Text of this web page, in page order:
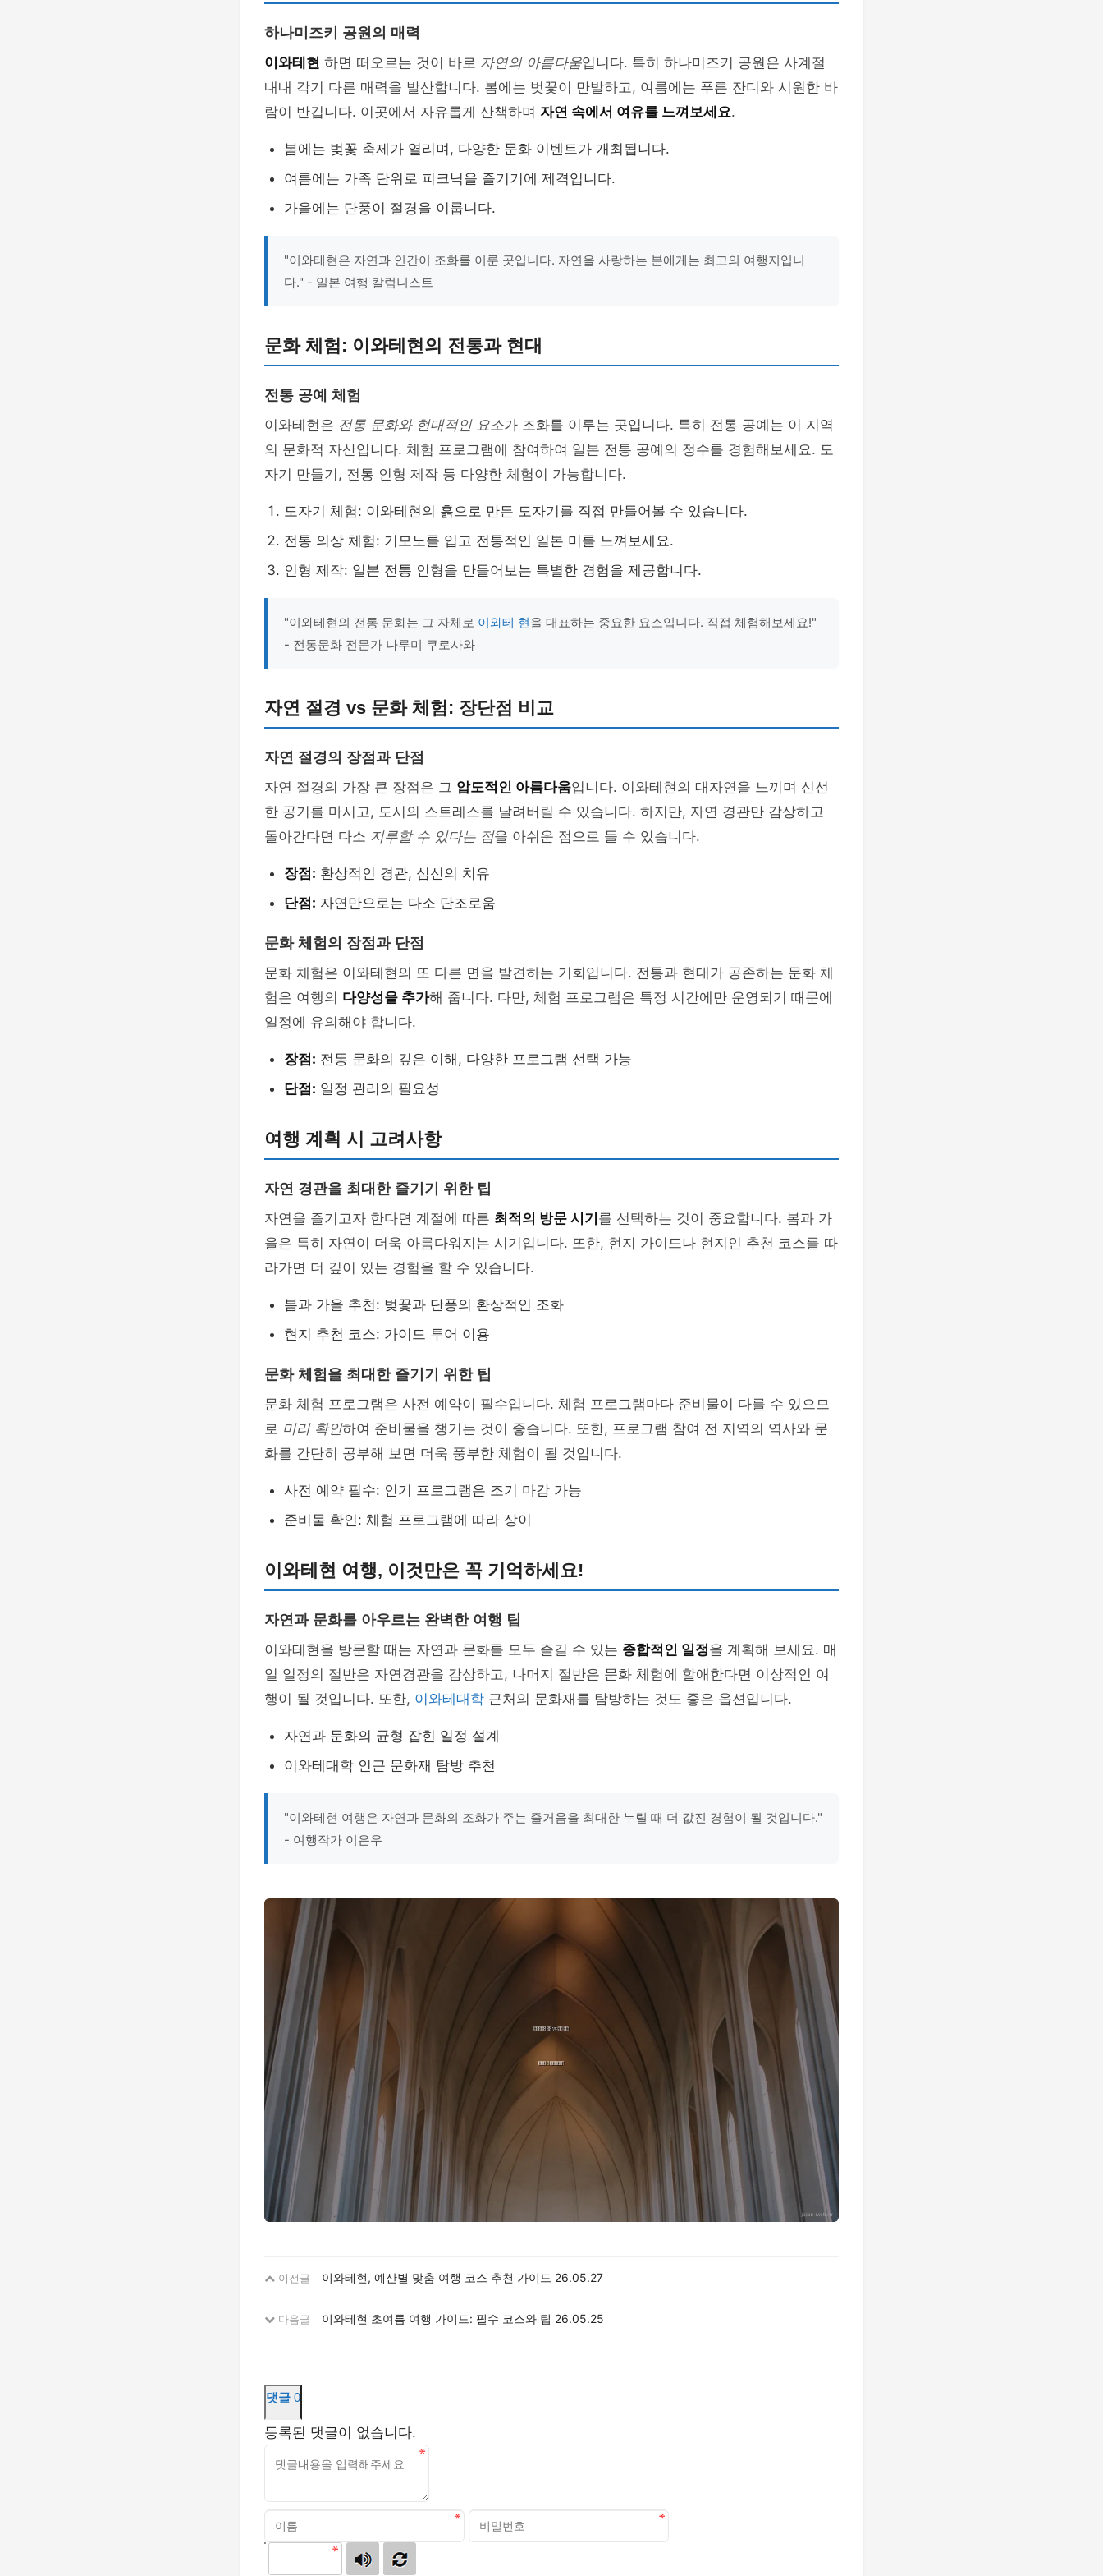
하나미즈키 공원의 매력
이와테현 하면 떠오르는 것이 바로 자연의 아름다움입니다. 특히 하나미즈키 공원은 사계절
내내 각기 다른 매력을 발산합니다. 봄에는 벚꽃이 만발하고, 여름에는 푸른 잔디와 시원한 바
람이 반깁니다. 이곳에서 자유롭게 산책하며 자연 속에서 여유를 느껴보세요.
봄에는 벚꽃 축제가 열리며, 다양한 문화 이벤트가 개최됩니다.
여름에는 가족 단위로 피크닉을 즐기기에 제격입니다.
가을에는 단풍이 절경을 이룹니다.
"이와테현은 자연과 인간이 조화를 이룬 곳입니다. 자연을 사랑하는 분에게는 최고의 여행지입니
다." - 일본 여행 칼럼니스트
문화 체험: 이와테현의 전통과 현대
전통 공예 체험
이와테현은 전통 문화와 현대적인 요소가 조화를 이루는 곳입니다. 특히 전통 공예는 이 지역
의 문화적 자산입니다. 체험 프로그램에 참여하여 일본 전통 공예의 정수를 경험해보세요. 도
자기 만들기, 전통 인형 제작 등 다양한 체험이 가능합니다.
도자기 체험: 이와테현의 흙으로 만든 도자기를 직접 만들어볼 수 있습니다.
전통 의상 체험: 기모노를 입고 전통적인 일본 미를 느껴보세요.
인형 제작: 일본 전통 인형을 만들어보는 특별한 경험을 제공합니다.
"이와테현의 전통 문화는 그 자체로 이와테 현을 대표하는 중요한 요소입니다. 직접 체험해보세요!"
- 전통문화 전문가 나루미 쿠로사와
자연 절경 vs 문화 체험: 장단점 비교
자연 절경의 장점과 단점
자연 절경의 가장 큰 장점은 그 압도적인 아름다움입니다. 이와테현의 대자연을 느끼며 신선
한 공기를 마시고, 도시의 스트레스를 날려버릴 수 있습니다. 하지만, 자연 경관만 감상하고
돌아간다면 다소 지루할 수 있다는 점을 아쉬운 점으로 들 수 있습니다.
장점: 환상적인 경관, 심신의 치유
단점: 자연만으로는 다소 단조로움
문화 체험의 장점과 단점
문화 체험은 이와테현의 또 다른 면을 발견하는 기회입니다. 전통과 현대가 공존하는 문화 체
험은 여행의 다양성을 추가해 줍니다. 다만, 체험 프로그램은 특정 시간에만 운영되기 때문에
일정에 유의해야 합니다.
장점: 전통 문화의 깊은 이해, 다양한 프로그램 선택 가능
단점: 일정 관리의 필요성
여행 계획 시 고려사항
자연 경관을 최대한 즐기기 위한 팁
자연을 즐기고자 한다면 계절에 따른 최적의 방문 시기 를 선택하는 것이 중요합니다. 봄과 가
을은 특히 자연이 더욱 아름다워지는 시기입니다. 또한, 현지 가이드나 현지인 추천 코스를 따
라가면 더 깊이 있는 경험을 할 수 있습니다.
봄과 가을 추천: 벚꽃과 단풍의 환상적인 조화
현지 추천 코스: 가이드 투어 이용
문화 체험을 최대한 즐기기 위한 팁
문화 체험 프로그램은 사전 예약이 필수입니다. 체험 프로그램마다 준비물이 다를 수 있으므
로 미리 확인하여 준비물을 챙기는 것이 좋습니다. 또한, 프로그램 참여 전 지역의 역사와 문
화를 간단히 공부해 보면 더욱 풍부한 체험이 될 것입니다.
사전 예약 필수: 인기 프로그램은 조기 마감 가능
준비물 확인: 체험 프로그램에 따라 상이
이와테현 여행, 이것만은 꼭 기억하세요!
자연과 문화를 아우르는 완벽한 여행 팁
이와테현을 방문할 때는 자연과 문화를 모두 즐길 수 있는 종합적인 일정을 계획해 보세요. 매
일 일정의 절반은 자연경관을 감상하고, 나머지 절반은 문화 체험에 할애한다면 이상적인 여
행이 될 것입니다. 또한, 이와테대학 근처의 문화재를 탐방하는 것도 좋은 옵션입니다.
자연과 문화의 균형 잡힌 일정 설계
이와테대학 인근 문화재 탐방 추천
"이와테현 여행은 자연과 문화의 조화가 주는 즐거움을 최대한 누릴 때 더 값진 경험이 될 것입니다."
- 여행작가 이은우
이전글 이와테현, 예산별 맞춤 여행 코스 추천 가이드 26.05.27
다음글 이와테현 초여름 여행 가이드: 필수 코스와 팁 26.05.25
댓글 0
등록된 댓글이 없습니다.